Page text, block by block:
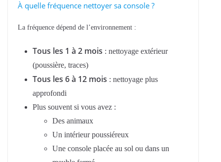
À quelle fréquence nettoyer sa console ?
La fréquence dépend de l’environnement :
Tous les 1 à 2 mois : nettoyage extérieur
(poussière, traces)
Tous les 6 à 12 mois : nettoyage plus
approfondi
Plus souvent si vous avez :
Des animaux
Un intérieur poussiéreux
Une console placée au sol ou dans un